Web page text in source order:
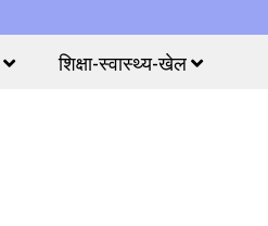
शिक्षा-स्वास्थ्य-खेल